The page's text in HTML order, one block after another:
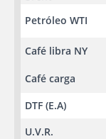
Petróleo WTI
Café libra NY
Café carga
DTF (E.A)
U.V.R.